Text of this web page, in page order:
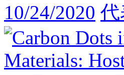
10/24/2020 代